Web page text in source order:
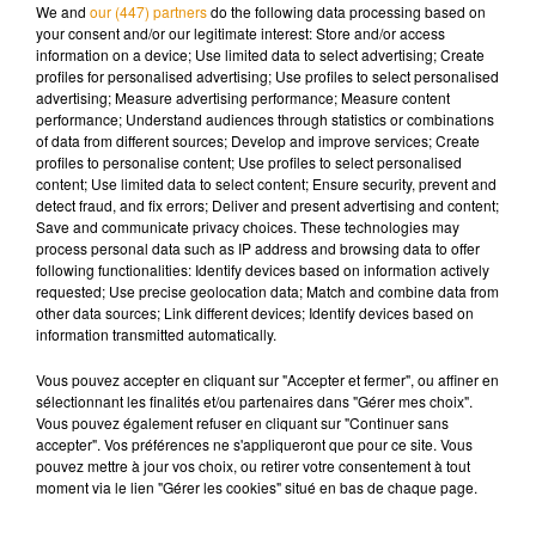
We and our (447) partnersdo the following data processing based on
your consent and/or our legitimate interest: Store and/or access
information on a device; Use limited data to select advertising; Create
profiles for personalised advertising; Use profiles to select personalised
advertising; Measure advertising performance; Measure content
performance; Understand audiences through statistics or combinations
of data from different sources; Develop and improve services; Create
profiles to personalise content; Use profiles to select personalised
content; Use limited data to select content; Ensure security, prevent and
detect fraud, and fix errors; Deliver and present advertising and content;
Save and communicate privacy choices. These technologies may
process personal data such as IP address and browsing data to offer
following functionalities: Identify devices based on information actively
requested; Use precise geolocation data; Match and combine data from
other data sources; Link different devices; Identify devices based on
information transmitted automatically.
Vous pouvez accepter en cliquant sur "Accepter et fermer", ou affiner en
sélectionnant les finalités et/ou partenaires dans "Gérer mes choix".
Vous pouvez également refuser en cliquant sur "Continuer sans
accepter". Vos préférences ne s'appliqueront que pour ce site. Vous
pouvez mettre à jour vos choix, ou retirer votre consentement à tout
moment via le lien "Gérer les cookies" situé en bas de chaque page.